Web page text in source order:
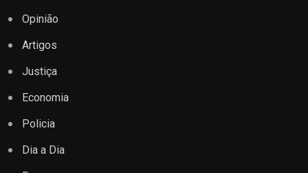
Opinião
Artigos
Justiça
Economia
Policia
Dia a Dia